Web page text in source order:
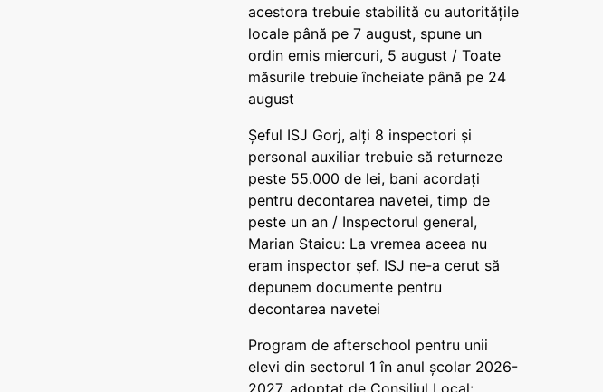
acestora trebuie stabilită cu autoritățile
locale până pe 7 august, spune un
ordin emis miercuri, 5 august / Toate
măsurile trebuie încheiate până pe 24
august
Șeful ISJ Gorj, alți 8 inspectori și
personal auxiliar trebuie să returneze
peste 55.000 de lei, bani acordați
pentru decontarea navetei, timp de
peste un an / Inspectorul general,
Marian Staicu: La vremea aceea nu
eram inspector șef. ISJ ne-a cerut să
depunem documente pentru
decontarea navetei
Program de afterschool pentru unii
elevi din sectorul 1 în anul școlar 2026-
2027, adoptat de Consiliul Local: